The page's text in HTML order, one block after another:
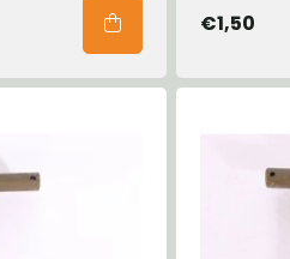
€1,50